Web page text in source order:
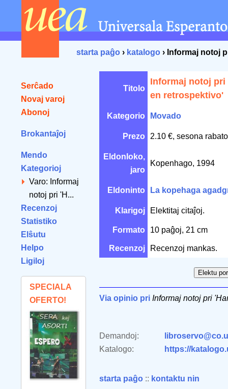
starta paĝo › katalogo › Informaj notoj
Serĉado
Novaj varoj
Abonoj
Brokantaĵoj
Mendo
Kategorioj
Varo: Informaj
notoj pri 'H...
Recenzoj
Statistiko
Elŝutu
Helpo
Ligiloj
SPECIALA
OFERTO!
Titolo
Informaj notoj pri
en retrospektivo'
Kategorio Movado
Prezo 2.10 €, sesona
Eldonloko,
jaro
Kopenhago, 1994
Eldoninto La kopehaga
Klarigoj Elektitaj citaĵoj.
Formato 10 paĝoj, 21 cm
Recenzoj Recenzoj mankas.
Via opinio pri Informaj notoj pri
Demandoj:
Katalogo:
https://
starta paĝo :: kontaktu nin